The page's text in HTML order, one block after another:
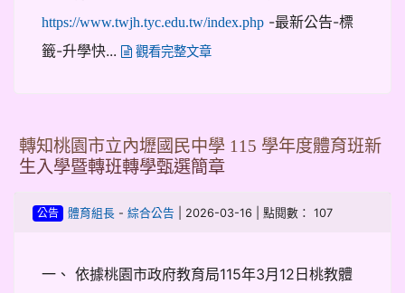
https://www.twjh.tyc.edu.tw/index.php -最新公告-標
籤-升學快...
觀看完整文章
轉知桃園市立內壢國民中學 115 學年度體育班新
生入學暨轉班轉學甄選簡章
公告 體育組長- 綜合公告 | 2026-03-16 | 點閱數： 107
一、 依據桃園市政府教育局115年3月12日桃教體